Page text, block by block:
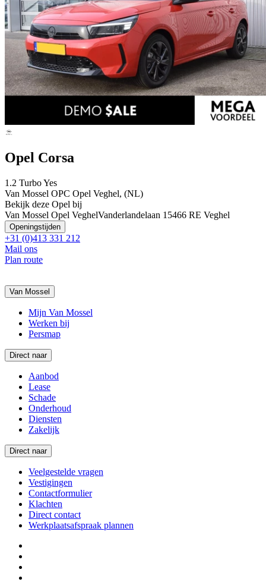
Opel Corsa
1.2 Turbo Yes
Van Mossel OPC Opel Veghel, (NL)
Bekijk deze Opel bij
Van Mossel Opel VeghelVanderlandelaan 1 5466 RE Veghel
Openingstijden
+31 (0)413 331 212
Mail ons
Plan route
Van Mossel
Mijn Van Mossel
Werken bij
Persmap
Direct naar
Aanbod
Lease
Schade
Onderhoud
Diensten
Zakelijk
Direct naar
Veelgestelde vragen
Vestigingen
Contactformulier
Klachten
Direct contact
Werkplaatsafspraak plannen